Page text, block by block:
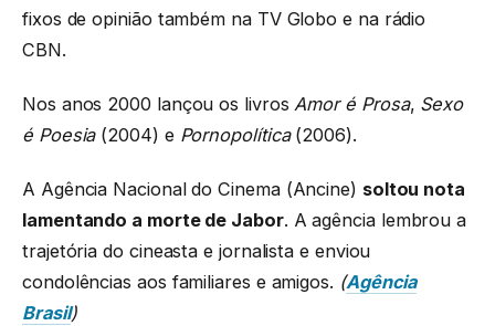
fixos de opinião também na TV Globo e na rádio
CBN.
Nos anos 2000 lançou os livros Amor é Prosa, Sexo
é Poesia(2004) e Pornopolítica(2006).
A Agência Nacional do Cinema (Ancine) soltou nota
lamentando a morte de Jabor. A agência lembrou a
trajetória do cineasta e jornalista e enviou
condolências aos familiares e amigos. (Agência
Brasil)